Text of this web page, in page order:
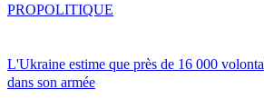
L'Ukraine estime que près de 16 000
dans son armée
PROPOLITIQUE